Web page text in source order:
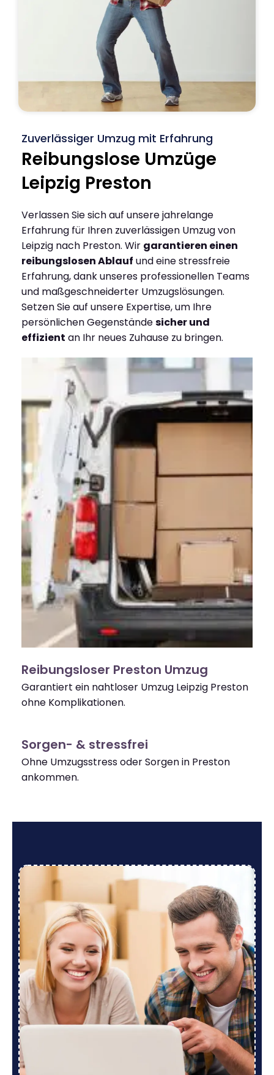
Zuverlässiger Umzug mit Erfahrung
Reibungslose Umzüge
Leipzig Preston
Verlassen Sie sich auf unsere jahrelange
Erfahrung für Ihren zuverlässigen Umzug von
Leipzig nach Preston. Wir garantieren einen
reibungslosen Ablauf und eine stressfreie
Erfahrung, dank unseres professionellen Teams
und maßgeschneiderter Umzugslösungen.
Setzen Sie auf unsere Expertise, um Ihre
persönlichen Gegenständesicher und
effizient an Ihr neues Zuhause zu bringen.
Reibungsloser Preston Umzug
Garantiert ein nahtloser Umzug Leipzig Preston
ohne Komplikationen.
Sorgen- & stressfrei
Ohne Umzugsstress oder Sorgen in Preston
ankommen.